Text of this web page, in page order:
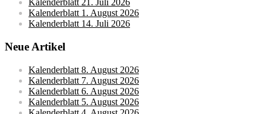
Kalenderblatt 21. Juli 2026
Kalenderblatt 1. August 2026
Kalenderblatt 14. Juli 2026
Neue Artikel
Kalenderblatt 8. August 2026
Kalenderblatt 7. August 2026
Kalenderblatt 6. August 2026
Kalenderblatt 5. August 2026